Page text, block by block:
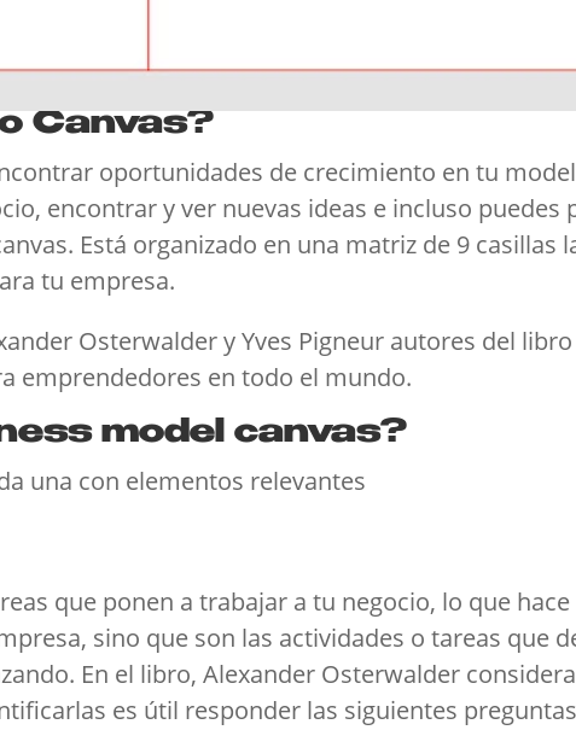
Canvas?
oportunidades de crecimiento en tu
encontrar y ver nuevas ideas e incluso puedes
Está organizado en una matriz de 9 casillas
tu empresa.
Osterwalder y Yves Pigneur autores del
emprendedores en todo el mundo.
model canvas?
una con elementos relevantes
que ponen a trabajar a tu negocio, lo que
sino que son las actividades o tareas que
En el libro, Alexander Osterwalder
es útil responder las siguientes